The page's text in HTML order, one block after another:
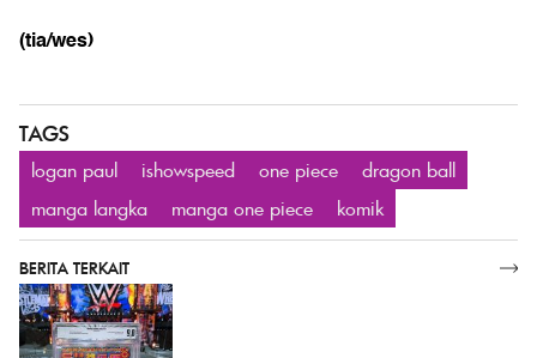
(tia/wes)
TAGS
logan paul ishowspeed one piece
dragon ball
manga langka
manga one piece komik
BERITA TERKAIT